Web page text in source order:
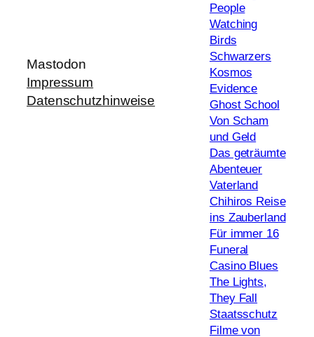
Mastodon
Impressum
Datenschutzhinweise
People
Watching
Birds
Schwarzers
Kosmos
Evidence
Ghost School
Von Scham
und Geld
Das geträumte
Abenteuer
Vaterland
Chihiros Reise
ins Zauberland
Für immer 16
Funeral
Casino Blues
The Lights,
They Fall
Staatsschutz
Filme von